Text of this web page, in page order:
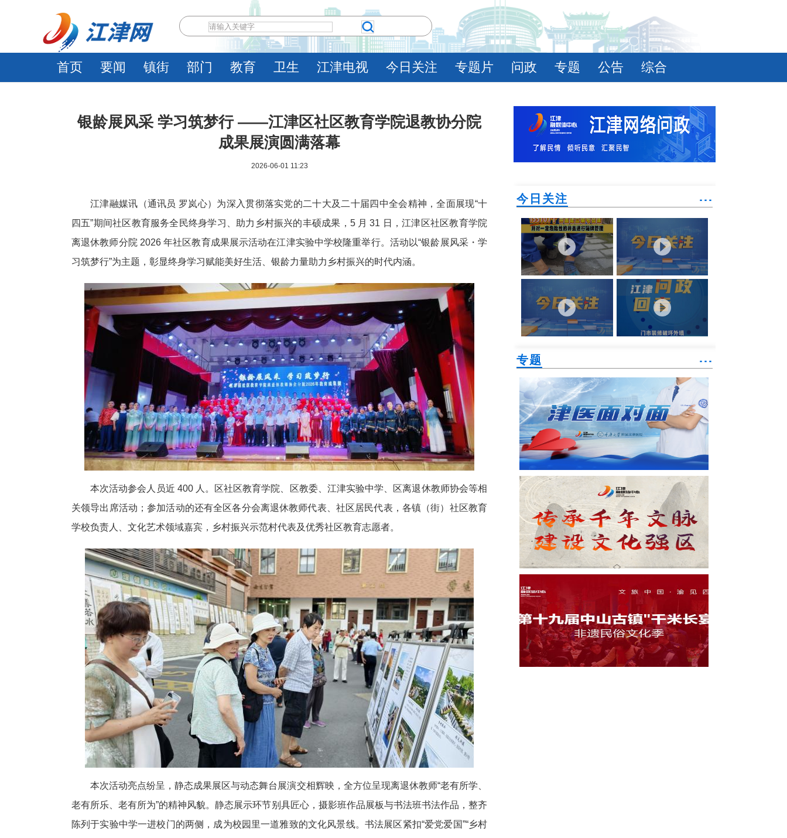
首页 要闻 镇街 部门 教育 卫生 江津电视 今日关注 专题片 问政 专题 公告 综合
银龄展风采 学习筑梦行 ——江津区社区教育学院退教协分院
成果展演圆满落幕
2026-06-01 11:23
江津融媒讯（通讯员 罗岚心）为深入贯彻落实党的二十大及二十届四中全会精神，全面展现“十
四五”期间社区教育服务全民终身学习、助力乡村振兴的丰硕成果，5 月 31 日，江津区社区教育学院
离退休教师分院 2026 年社区教育成果展示活动在江津实验中学校隆重举行。活动以“银龄展风采・学
习筑梦行”为主题，彰显终身学习赋能美好生活、银龄力量助力乡村振兴的时代内涵。
本次活动参会人员近 400 人。区社区教育学院、区教委、江津实验中学、区离退休教师协会等相
关领导出席活动；参加活动的还有全区各分会离退休教师代表、社区居民代表，各镇（街）社区教育
学校负责人、文化艺术领域嘉宾，乡村振兴示范村代表及优秀社区教育志愿者。
本次活动亮点纷呈，静态成果展区与动态舞台展演交相辉映，全方位呈现离退休教师“老有所学、
老有所乐、老有所为”的精神风貌。静态展示环节别具匠心，摄影班作品展板与书法班书法作品，整齐
陈列于实验中学一进校门的两侧，成为校园里一道雅致的文化风景线。书法展区紧扣“爱党爱国”“乡村
今日关注 ˙˙˙
专题 ˙˙˙